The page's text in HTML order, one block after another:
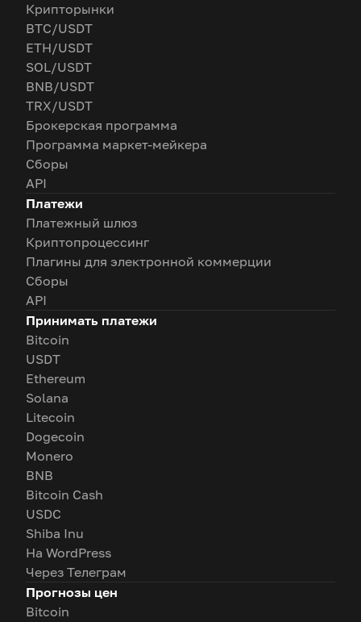
Крипторынки
BTC/USDT
ETH/USDT
SOL/USDT
BNB/USDT
TRX/USDT
Брокерская программа
Программа маркет-мейкера
Сборы
API
Платежи
Платежный шлюз
Криптопроцессинг
Плагины для электронной коммерции
Сборы
API
Принимать платежи
Bitcoin
USDT
Ethereum
Solana
Litecoin
Dogecoin
Monero
BNB
Bitcoin Cash
USDC
Shiba Inu
На WordPress
Через Телеграм
Прогнозы цен
Bitcoin